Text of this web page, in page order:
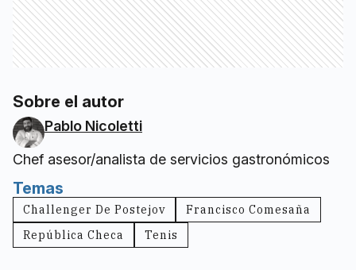
Sobre el autor
Pablo Nicoletti
Chef asesor/analista de servicios gastronómicos
Temas
Challenger De Postejov
Francisco Comesaña
República Checa
Tenis